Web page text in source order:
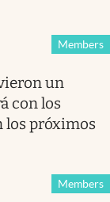
Members
un
con los
los próximos
Members